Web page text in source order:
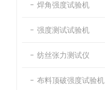
焊角强度试验机
强度测试试验机
纺丝张力测试仪
布料顶破强度试验机